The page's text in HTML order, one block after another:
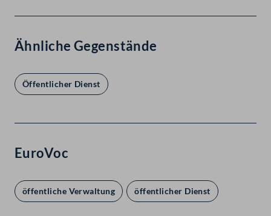
Ähnliche Gegenstände
Öffentlicher Dienst
EuroVoc
öffentliche Verwaltung öffentlicher Dienst